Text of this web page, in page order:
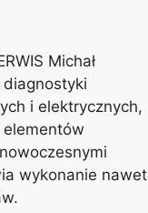
Michał
diagnostyki
i elektrycznych,
wykonanie nawet